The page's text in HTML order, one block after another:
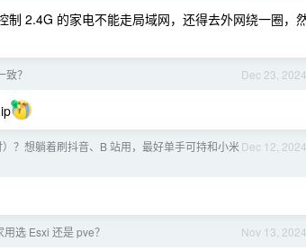
2.4G 的家电不能走局域网，还得去外网绕一圈，
Dec 23, 2024
？
Dec 12, 2024
？想躺着刷抖音、B 站用，最好单手可持和小米
Nov 13, 2024
选 Esxi 还是 pve？